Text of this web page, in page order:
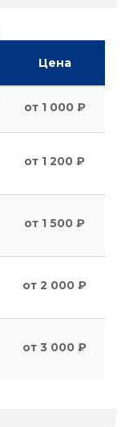
Цена
от 1 000 ₽
от 1 200 ₽
от 1 500 ₽
от 2 000 ₽
от 3 000 ₽